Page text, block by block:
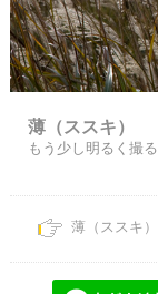
薄（ススキ）
もう少し明るく撮
薄（ススキ